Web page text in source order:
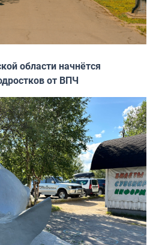
области начнётся
от ВПЧ